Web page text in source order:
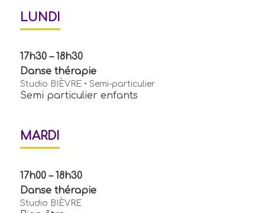
LUNDI
17h30 – 18h30
Danse thérapie
Studio BIÈVRE • Semi-particulier
Semi particulier enfants
MARDI
17h00 – 18h30
Danse thérapie
Studio BIÈVRE